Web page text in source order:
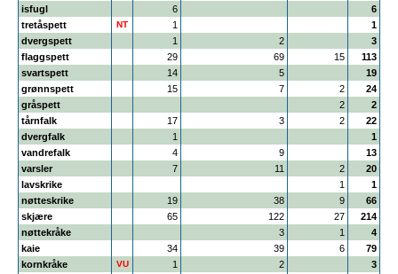
isfugl
6
6
tretåspett
NT 1
1
dvergspett
1 2
3
flaggspett
29 69 15
113
svartspett
14 5
19
grønnspett
15 7 2
24
gråspett
2
2
tårnfalk
17 3 2
22
dvergfalk
1
1
vandrefalk
4 9
13
varsler
7 11 2
20
lavskrike
1
1
nøtteskrike
19 38 9
66
skjære
65 122 27
214
nøttekråke
3 1
4
kaie
34 39 6
79
kornkråke
VU 1 2
3